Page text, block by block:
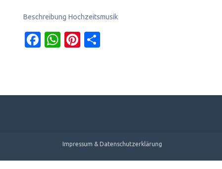
Beschreibung Hochzeitsmusik
Facebook
WhatsApp
Pinterest
Impressum & Datenschutzerklärung